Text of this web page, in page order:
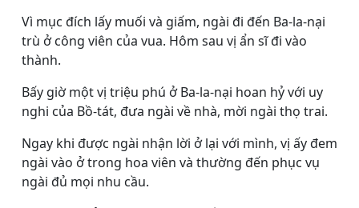
Vì mục đích lấy muối và giấm, ngài đi đến Ba-la-nại
trù ở công viên của vua. Hôm sau vị ẩn sĩ đi vào
thành.
Bấy giờ một vị triệu phú ở Ba-la-nại hoan hỷ với uy
nghi của Bồ-tát, đưa ngài về nhà, mời ngài thọ trai.
Ngay khi được ngài nhận lời ở lại với mình, vị ấy đem
ngài vào ở trong hoa viên và thường đến phục vụ
ngài đủ mọi nhu cầu.